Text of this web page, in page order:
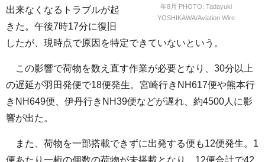
年8月 PHOTO: Tadayuki
YOSHIKAWA/Aviation Wire
出来なくなるトラブルが起
きた。午後7時17分に復旧
したが、現時点で原因を特定できていないという。
この影響で荷物を数え直す作業が必要となり、30分以上
の遅延が羽田発便で18便発生。宮崎行きNH617便や熊本行
きNH649便、伊丹行きNH39便などが遅れ、約4500人に影
響が出た。
また、荷物を一部搭載できずに出発する便も12便発生。1
便あたり一桁の個数の荷物が未搭載となり、12便合計で42